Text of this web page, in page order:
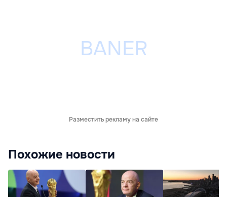
Разместить рекламу на сайте
Похожие новости